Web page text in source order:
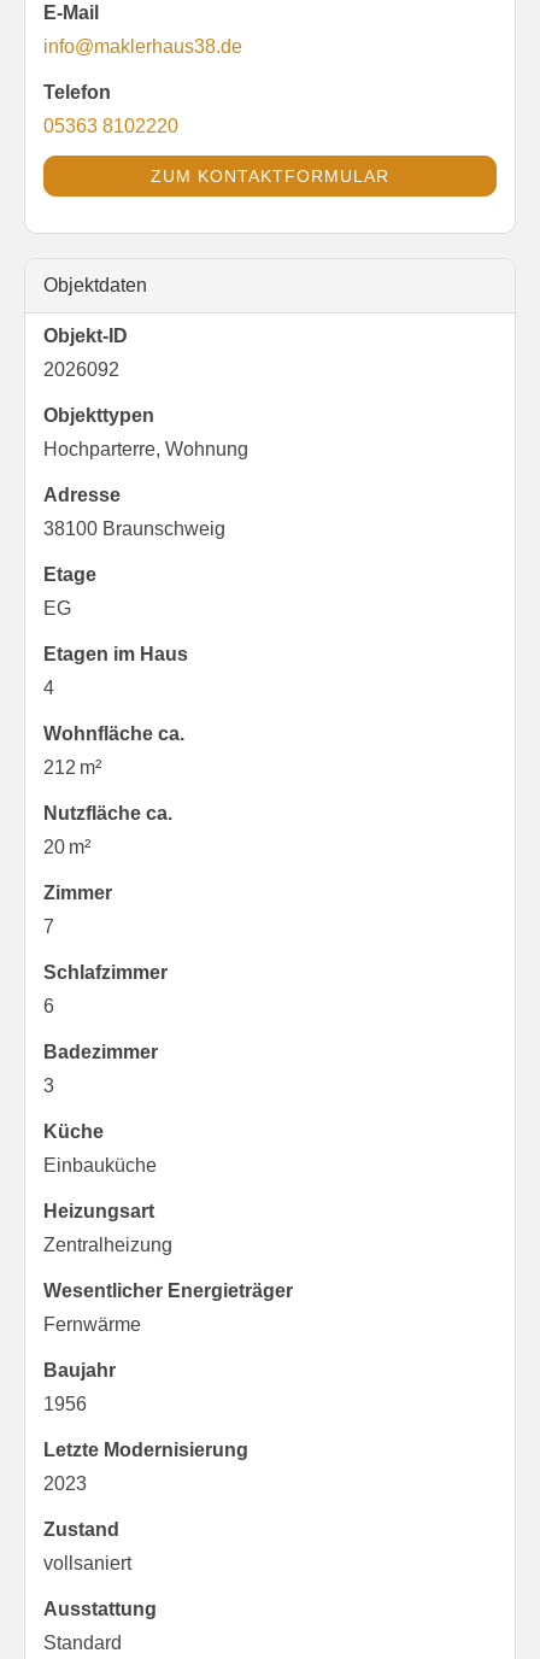
E-Mail
info@maklerhaus38.de
Telefon
05363 8102220
ZUM KONTAKTFORMULAR
Objektdaten
Objekt-ID
2026092
Objekttypen
Hochparterre, Wohnung
Adresse
38100 Braunschweig
Etage
EG
Etagen im Haus
4
Wohnfläche ca.
212 m²
Nutzfläche ca.
20 m²
Zimmer
7
Schlafzimmer
6
Badezimmer
3
Küche
Einbauküche
Heizungsart
Zentralheizung
Wesentlicher Energieträger
Fernwärme
Baujahr
1956
Letzte Modernisierung
2023
Zustand
vollsaniert
Ausstattung
Standard